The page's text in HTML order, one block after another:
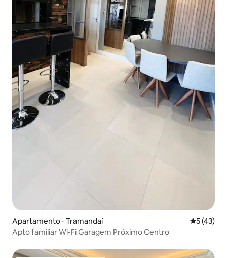
Apartamento ⋅ Tramandaí 5 de uma
5 (43)
Apto familiar Wi-Fi Garagem Próximo Centro